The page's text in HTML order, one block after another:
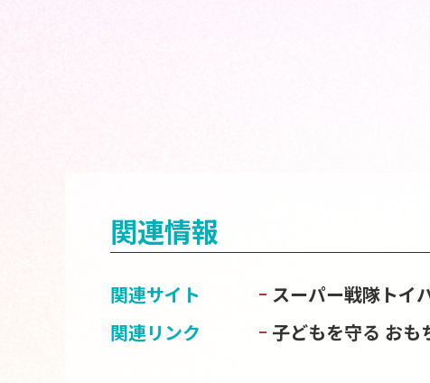
関連情報
関連サイト
スーパー戦隊トイ
関連リンク
子どもを守る おも